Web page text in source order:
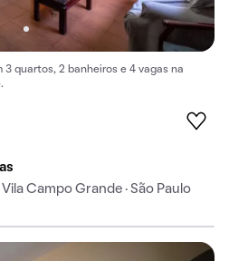
3 quartos, 2 banheiros e 4 vagas na
Campo Grande · São Paulo